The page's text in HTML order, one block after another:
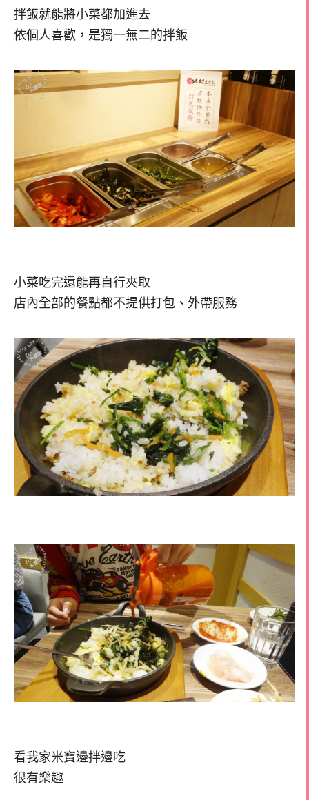
拌飯就能將小菜都加進去
依個人喜歡，是獨一無二的拌飯
小菜吃完還能再自行夾取
店內全部的餐點都不提供打包、外帶服務
看我家米寶邊拌邊吃
很有樂趣